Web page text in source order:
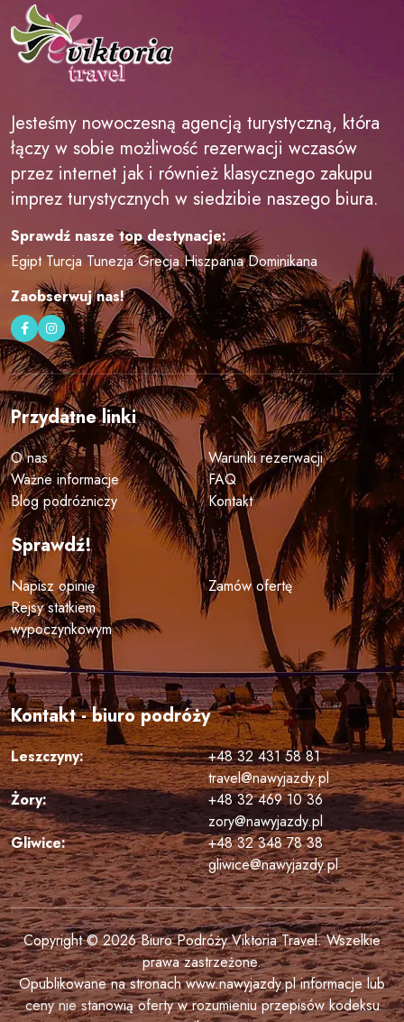
Jesteśmy nowoczesną agencją turystyczną, która
łączy w sobie możliwość rezerwacji wczasów
przez internet jak i również klasycznego zakupu
imprez turystycznych w siedzibie naszego biura.
Sprawdź nasze top destynacje:
Egipt Turcja Tunezja Grecja Hiszpania Dominikana
Zaobserwuj nas!
Przydatne linki
O nas
Warunki rezerwacji
Ważne informacje
FAQ
Blog podróżniczy
Kontakt
Sprawdź!
Napisz opinię
Zamów ofertę
Rejsy statkiem
wypoczynkowym
Kontakt - biuro podróży
Leszczyny:
+48 32 431 58 81
travel@nawyjazdy.pl
Żory:
+48 32 469 10 36
zory@nawyjazdy.pl
Gliwice:
+48 32 348 78 38
gliwice@nawyjazdy.pl
Copyright © 2026 Biuro Podróży Viktoria Travel. Wszelkie
prawa zastrzeżone.
Opublikowane na stronach www.nawyjazdy.pl informacje lub
ceny nie stanowią oferty w rozumieniu przepisów kodeksu